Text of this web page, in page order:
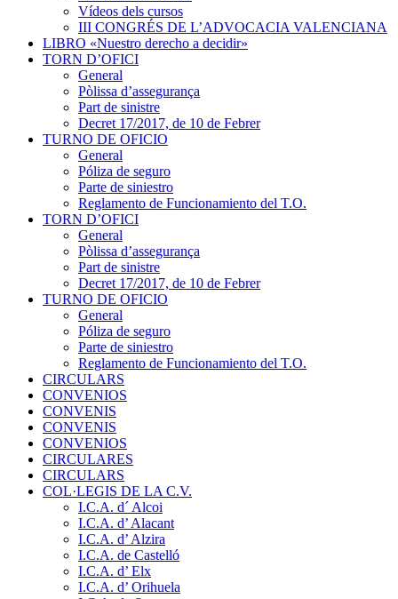
Vídeos dels cursos
III CONGRÉS DE L’ADVOCACIA VALENCIANA
LIBRO «Nuestro derecho a decidir»
TORN D’OFICI
General
Pòlissa d’assegurança
Part de sinistre
Decret 17/2017, de 10 de Febrer
TURNO DE OFICIO
General
Póliza de seguro
Parte de siniestro
Reglamento de Funcionamiento del T.O.
TORN D’OFICI
General
Pòlissa d’assegurança
Part de sinistre
Decret 17/2017, de 10 de Febrer
TURNO DE OFICIO
General
Póliza de seguro
Parte de siniestro
Reglamento de Funcionamiento del T.O.
CIRCULARS
CONVENIOS
CONVENIS
CONVENIS
CONVENIOS
CIRCULARES
CIRCULARS
COL·LEGIS DE LA C.V.
I.C.A. d´ Alcoi
I.C.A. d’ Alacant
I.C.A. d’ Alzira
I.C.A. de Castelló
I.C.A. d’ Elx
I.C.A. d’ Orihuela